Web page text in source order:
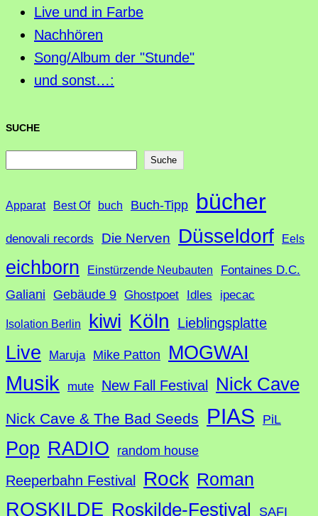
Live und in Farbe
Nachhören
Song/Album der "Stunde"
und sonst…:
SUCHE
c
Suche
Apparat Best Of buch Buch-Tipp bücher
denovali records Die Nerven Düsseldorf Eels
eichborn Einstürzende Neubauten Fontaines D.C.
Galiani Gebäude 9 Ghostpoet Idles ipecac
Isolation Berlin kiwi Köln Lieblingsplatte
Live Maruja Mike Patton MOGWAI
Musik mute New Fall Festival Nick Cave
Nick Cave & The Bad Seeds PIAS PiL
Pop RADIO random house
Reeperbahn Festival Rock Roman
ROSKILDE Roskilde-Festival SAFI